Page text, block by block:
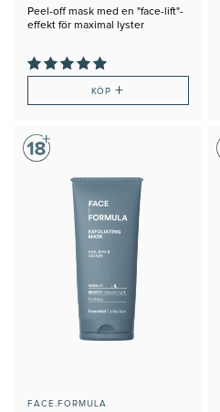
Peel-off mask med en "face-lift"-
effekt för maximal lyster
KÖP+
FACE.FORMULA